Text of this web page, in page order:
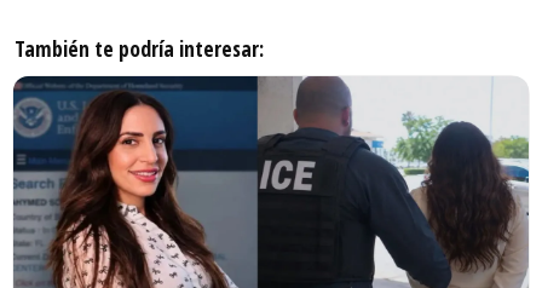
También te podría interesar: